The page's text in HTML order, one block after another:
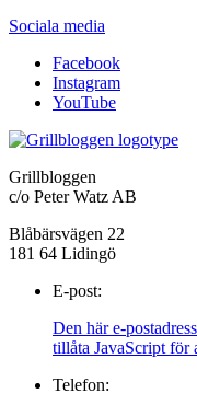
Sociala media
Facebook
Instagram
YouTube
Grillbloggen
c/o Peter Watz AB
Blåbärsvägen 22
181 64 Lidingö
E-post:
Den här e-
tillåta JavaScript för
Telefon: